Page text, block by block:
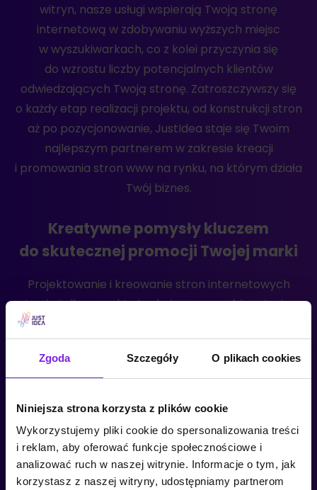
Zgoda Szczegóły O plikach cookies
Niniejsza strona korzysta z plików cookie
Wykorzystujemy pliki cookie do spersonalizowania treści
i reklam, aby oferować funkcje społecznościowe i
analizować ruch w naszej witrynie. Informacje o tym, jak
korzystasz z naszej witryny, udostępniamy partnerom
witryn, nasze usługi wspierają Twoją stronę
internetową w zdobywaniu wyższych miejsc
w wyszukiwarkach, co z kolei przyczynia się
do wzrostu liczby potencjalnych klientów
odwiedzających Twoją stronę. Zatroszczywszy się
o każdy etap realizacji projektu, od konstrukcji stron
aż po pozycjonowanie, JustIdea staje się Twoim
najlepszym partnerem w zakresie kreacji
i promowania stron www na rynku, na którym działa
Twój biznes.
Kreatywne pomysły kluczem
do skutecznej promocji Twojej marki
Projektowanie i kreowanie stron internetowych
to nie tylko aspekty techniczne przedsięwzięcia,
ale także wyjątkowy styl i pociągające wizualizacje,
które przyciągają spojrzenia widzów. Nasza agencja
JustIdea posiada zespół doświadczonych grafików
i designerów, którzy konstruują unikatowe
i imponujące kreacje graficzne. Działamy w zgodzie
z najświeższymi tendencjami w obszarze web
designu, co umożliwia stworzenie stron www, które
są zarówno estetyczne, jak i użyteczne. Za sprawą
naszych usług graficznych, Twoja witryna będzie się